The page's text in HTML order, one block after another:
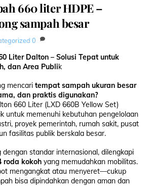
660 liter HDPE –
sampah besar
0
Liter Dalton – Solusi Tepat untuk
dan Area Publik
mencaritempat sampah ukuran besar
dan praktis digunakan?
660 Liter (LXD 660B Yellow Set)
untuk memenuhi kebutuhan pengelolaan
proyek pemerintah, rumah sakit, pusat
fasilitas publik berskala besar.
dengan standar internasional, dilengkapi
roda kokoh yang memudahkan mobilitas.
mengangkat atau menyeret—cukup
bisa dipindahkan dengan aman dan